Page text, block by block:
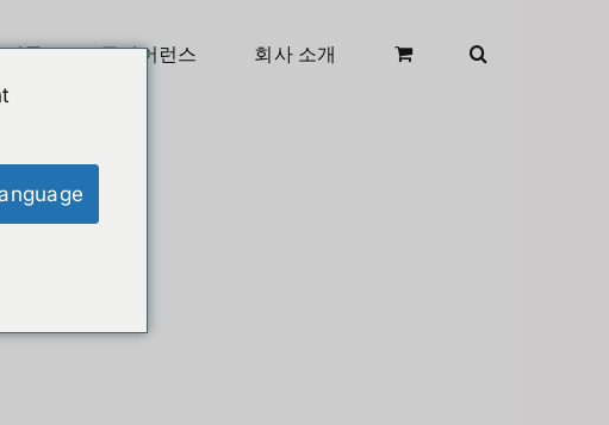
핑몰 클리어런스 회사 소개